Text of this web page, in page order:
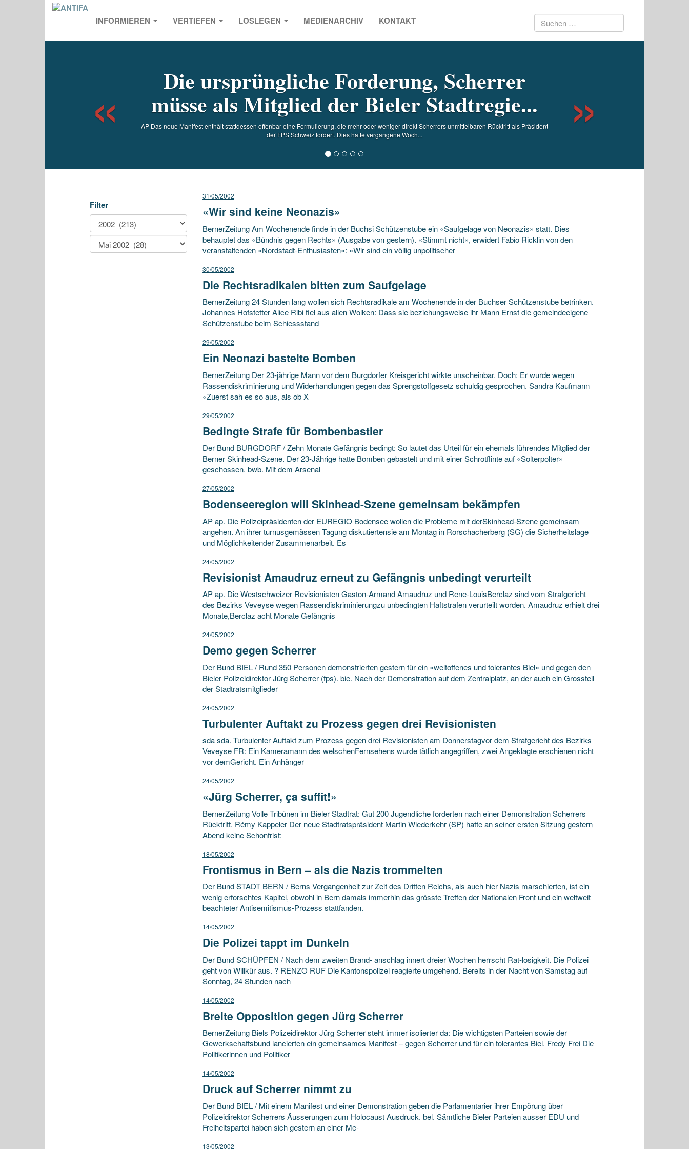
INFORMIEREN VERTIEFEN LOSLEGEN MEDIENARCHIV KONTAKT Suchen
Die ursprüngliche Forderung, Scherrer
müsse als Mitglied der Bieler Stadtregie...
AP Das neue Manifest enthält stattdessen offenbar eine Formulierung, die mehr oder weniger direkt Scherrers unmittelbaren Rücktritt als Präsident
der FPS Schweiz fordert. Dies hatte vergangene Woch...
Previous
Filter
31/05/2002
«Wir sind keine Neonazis»
BernerZeitung Am Wochenende finde in der Buchsi Schützenstube ein «Saufgelage von Neonazis» statt. Dies
behauptet das «Bündnis gegen Rechts» (Ausgabe von gestern). «Stimmt nicht», erwidert Fabio Ricklin von den
veranstaltenden «Nordstadt-Enthusiasten»: «Wir sind ein völlig unpolitischer
30/05/2002
Die Rechtsradikalen bitten zum Saufgelage
BernerZeitung 24 Stunden lang wollen sich Rechtsradikale am Wochenende in der Buchser Schützenstube betrinken.
Johannes Hofstetter Alice Ribi fiel aus allen Wolken: Dass sie beziehungsweise ihr Mann Ernst die gemeindeeigene
Schützenstube beim Schiessstand
29/05/2002
Ein Neonazi bastelte Bomben
BernerZeitung Der 23-jährige Mann vor dem Burgdorfer Kreisgericht wirkte unscheinbar. Doch: Er wurde wegen
Rassendiskriminierung und Widerhandlungen gegen das Sprengstoffgesetz schuldig gesprochen. Sandra Kaufmann
«Zuerst sah es so aus, als ob X
29/05/2002
Bedingte Strafe für Bombenbastler
Der Bund BURGDORF / Zehn Monate Gefängnis bedingt: So lautet das Urteil für ein ehemals führendes Mitglied der
Berner Skinhead-Szene. Der 23-Jährige hatte Bomben gebastelt und mit einer Schrotflinte auf «Solterpolter»
geschossen. bwb. Mit dem Arsenal
27/05/2002
Bodenseeregion will Skinhead-Szene gemeinsam bekämpfen
AP ap. Die Polizeipräsidenten der EUREGIO Bodensee wollen die Probleme mit derSkinhead-Szene gemeinsam
angehen. An ihrer turnusgemässen Tagung diskutiertensie am Montag in Rorschacherberg (SG) die Sicherheitslage
und Möglichkeitender Zusammenarbeit. Es
24/05/2002
Revisionist Amaudruz erneut zu Gefängnis unbedingt verurteilt
AP ap. Die Westschweizer Revisionisten Gaston-Armand Amaudruz und Rene-LouisBerclaz sind vom Strafgericht
des Bezirks Veveyse wegen Rassendiskriminierungzu unbedingten Haftstrafen verurteilt worden. Amaudruz erhielt drei
Monate,Berclaz acht Monate Gefängnis
24/05/2002
Demo gegen Scherrer
Der Bund BIEL / Rund 350 Personen demonstrierten gestern für ein «weltoffenes und tolerantes Biel» und gegen den
Bieler Polizeidirektor Jürg Scherrer (fps). bie. Nach der Demonstration auf dem Zentralplatz, an der auch ein Grossteil
der Stadtratsmitglieder
24/05/2002
Turbulenter Auftakt zu Prozess gegen drei Revisionisten
sda sda. Turbulenter Auftakt zum Prozess gegen drei Revisionisten am Donnerstagvor dem Strafgericht des Bezirks
Veveyse FR: Ein Kameramann des welschenFernsehens wurde tätlich angegriffen, zwei Angeklagte erschienen nicht
vor demGericht. Ein Anhänger
24/05/2002
«Jürg Scherrer, ça suffit!»
BernerZeitung Volle Tribünen im Bieler Stadtrat: Gut 200 Jugendliche forderten nach einer Demonstration Scherrers
Rücktritt. Rémy Kappeler Der neue Stadtratspräsident Martin Wiederkehr (SP) hatte an seiner ersten Sitzung gestern
Abend keine Schonfrist:
18/05/2002
Frontismus in Bern – als die Nazis trommelten
Der Bund STADT BERN / Berns Vergangenheit zur Zeit des Dritten Reichs, als auch hier Nazis marschierten, ist ein
wenig erforschtes Kapitel, obwohl in Bern damals immerhin das grösste Treffen der Nationalen Front und ein weltweit
beachteter Antisemitismus-Prozess stattfanden.
14/05/2002
Die Polizei tappt im Dunkeln
Der Bund SCHÜPFEN / Nach dem zweiten Brand- anschlag innert dreier Wochen herrscht Rat-losigkeit. Die Polizei
geht von Willkür aus. ? RENZO RUF Die Kantonspolizei reagierte umgehend. Bereits in der Nacht von Samstag auf
Sonntag, 24 Stunden nach
14/05/2002
Breite Opposition gegen Jürg Scherrer
BernerZeitung Biels Polizeidirektor Jürg Scherrer steht immer isolierter da: Die wichtigsten Parteien sowie der
Gewerkschaftsbund lancierten ein gemeinsames Manifest – gegen Scherrer und für ein tolerantes Biel. Fredy Frei Die
Politikerinnen und Politiker
14/05/2002
Druck auf Scherrer nimmt zu
Der Bund BIEL / Mit einem Manifest und einer Demonstration geben die Parlamentarier ihrer Empörung über
Polizeidirektor Scherrers Äusserungen zum Holocaust Ausdruck. bel. Sämtliche Bieler Parteien ausser EDU und
Freiheitspartei haben sich gestern an einer Me-
13/05/2002